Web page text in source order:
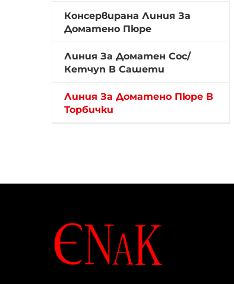
Консервирана Линия За
Доматено Пюре
Линия За Доматен Сос/
Кетчуп В Сашети
Линия За Доматено Пюре В
Торбички